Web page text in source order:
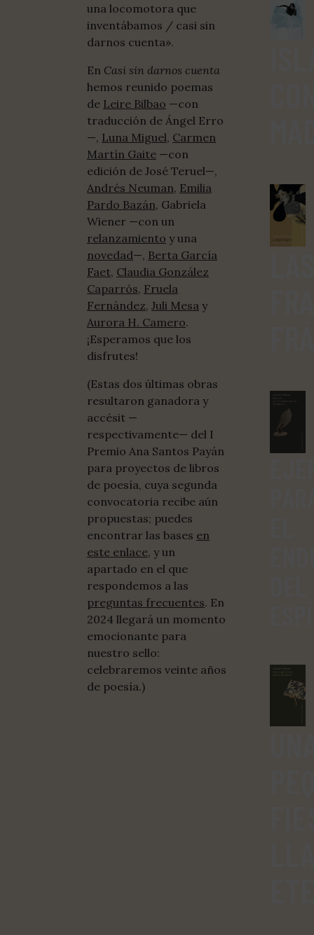
una locomotora que
inventábamos / casi sin
darnos cuenta».
En Casi sin darnos cuenta
hemos reunido poemas
de Leire Bilbao —con
traducción de Ángel Erro
—, Luna Miguel, Carmen
Martín Gaite —con
edición de José Teruel—,
Andrés Neuman, Emilia
Pardo Bazán, Gabriela
Wiener —con un
relanzamiento y una
novedad—, Berta García
Faet, Claudia González
Caparrós, Fruela
Fernández, Juli Mesa y
Aurora H. Camero.
¡Esperamos que los
disfrutes!
(Estas dos últimas obras
resultaron ganadora y
accésit —
respectivamente— del I
Premio Ana Santos Payán
para proyectos de libros
de poesía, cuya segunda
convocatoria recibe aún
propuestas; puedes
encontrar las bases en
este enlace, y un
apartado en el que
respondemos a las
preguntas frecuentes. En
2024 llegará un momento
emocionante para
nuestro sello:
celebraremos veinte años
de poesía.)